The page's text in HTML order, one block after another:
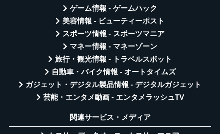
ゲーム情報 - ゲームハック
美容情報 - ビューティーポスト
スポーツ情報 - スポーツマニア
マネー情報 - マネーゾーン
旅行・観光情報 - トラベルスポット
自動車・バイク情報 - オートタイムズ
ガジェット・デジタル製品情報 - デジタルガジェット
芸能・エンタメ動画 - エンタメラッシュTV
関連サービス・メディア